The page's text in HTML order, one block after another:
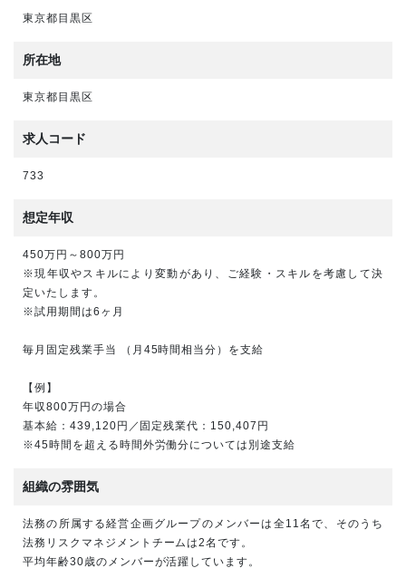
東京都目黒区
所在地
東京都目黒区
求人コード
733
想定年収
450万円～800万円
※現年収やスキルにより変動があり、ご経験・スキルを考慮して決
定いたします。
※試用期間は6ヶ月
毎月固定残業手当 （月45時間相当分）を支給
【例】
年収800万円の場合
基本給：439,120円／固定残業代：150,407円
※45時間を超える時間外労働分については別途支給
組織の雰囲気
法務の所属する経営企画グループのメンバーは全11名で、そのうち
法務リスクマネジメントチームは2名です。
平均年齢30歳のメンバーが活躍しています。